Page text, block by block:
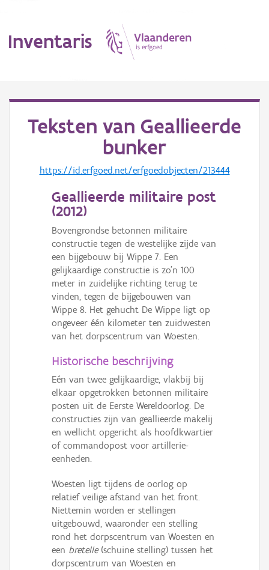
Inventaris
Aanduidingsobject
Waarneming
Gebeurtenis
Persoon of collectief
Teksten van Geallieerde
bunker
https://id.erfgoed.net/erfgoedobjecten/213444
Geallieerde militaire post
(2012)
Bovengrondse betonnen militaire
constructie tegen de westelijke zijde van
een bijgebouw bij Wippe 7. Een
gelijkaardige constructie is zo’n 100
meter in zuidelijke richting terug te
vinden, tegen de bijgebouwen van
Wippe 8. Het gehucht De Wippe ligt op
ongeveer één kilometer ten zuidwesten
van het dorpscentrum van Woesten.
Historische beschrijving
Eén van twee gelijkaardige, vlakbij bij
elkaar opgetrokken betonnen militaire
posten uit de Eerste Wereldoorlog. De
constructies zijn van geallieerde makelij
en wellicht opgericht als hoofdkwartier
of commandopost voor artillerie-
eenheden.
Woesten ligt tijdens de oorlog op
relatief veilige afstand van het front.
Niettemin worden er stellingen
uitgebouwd, waaronder een stelling
rond het dorpscentrum van Woesten en
een bretelle (schuine stelling) tussen het
dorpscentrum van Woesten en